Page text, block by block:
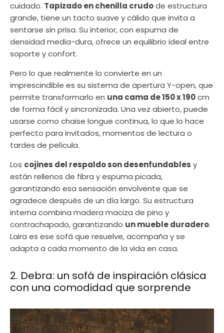
cuidado. Tapizado en chenilla crudode estructura
grande, tiene un tacto suave y cálido que invita a
sentarse sin prisa. Su interior, con espuma de
densidad media-dura, ofrece un equilibrio ideal entre
soporte y confort.
Pero lo que realmente lo convierte en un
imprescindible es su sistema de apertura Y-open, que
permite transformarlo en una cama de 150 x 190cm
de forma fácil y sincronizada. Una vez abierto, puede
usarse como chaise longue continua, lo que lo hace
perfecto para invitados, momentos de lectura o
tardes de película.
Los cojines del respaldo son desenfundables y
están rellenos de fibra y espuma picada,
garantizando esa sensación envolvente que se
agradece después de un día largo. Su estructura
interna combina madera maciza de pino y
contrachapado, garantizando un mueble duradero.
Laira es ese sofá que resuelve, acompaña y se
adapta a cada momento de la vida en casa.
2. Debra: un sofá de inspiración clásica
con una comodidad que sorprende